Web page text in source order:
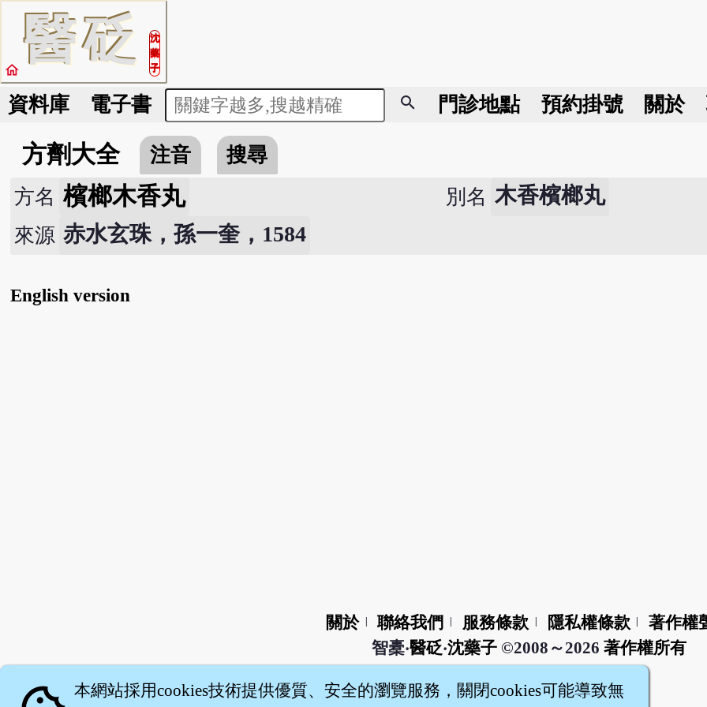
醫砭
沈
藥
子
home
資料庫 電子書 search 門診地點 預約掛號 關於
方劑大全 注音
搜尋
方名 檳榔木香丸 別名 木香檳榔丸
來源 赤水玄珠，孫一奎，1584
English version
關於 聯絡我們 服務條款 隱私權條款
著作權
智橐‧醫砭‧沈藥子©2008～2026 著作權所有
本網站採用cookies技術提供優質、安全的瀏覽服務，關閉cookies可能導致無